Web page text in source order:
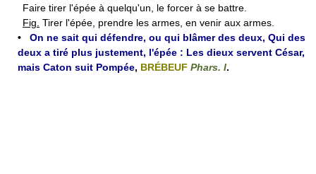
Faire tirer l'épée à quelqu'un, le forcer à se battre.
Fig. Tirer l'épée, prendre les armes, en venir aux armes.
• On ne sait qui défendre, ou qui blâmer des deux, Qui des
deux a tiré plus justement, l'épée : Les dieux servent César,
mais Caton suit Pompée, BRÉBEUF Phars. I.